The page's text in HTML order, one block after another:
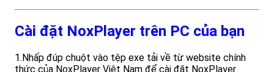
Cài đặt NoxPlayer trên PC của bạn
1.Nhấp đúp chuột vào tệp exe tải về từ website chính
thức của NoxPlayer Việt Nam để cài đặt NoxPlayer